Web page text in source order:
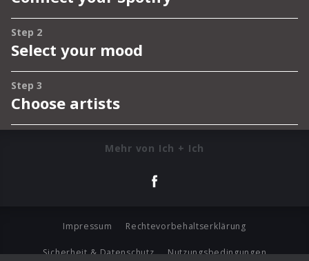
Mehr von Ich + Ich
Impressum Rechtevorbehaltserklärung
Sicherheit & Datenschutz Nutzungsbedingungen